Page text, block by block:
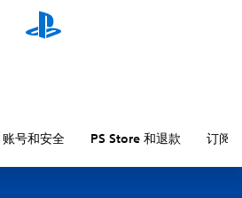
账号和安全 PS Store 和退款 订阅